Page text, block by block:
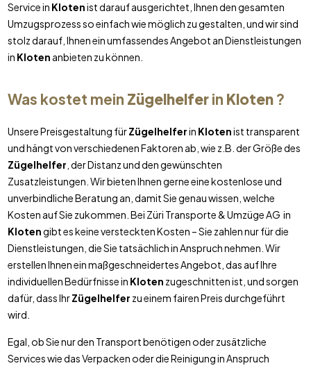
Service in Klotenist darauf ausgerichtet, Ihnen den gesamten
Umzugsprozess so einfach wie möglich zu gestalten, und wir sind
stolz darauf, Ihnen ein umfassendes Angebot an Dienstleistungen
in Kloten anbieten zu können.
Was kostet mein Zügelhelferin Kloten?
Unsere Preisgestaltung fürZügelhelferin Klotenist transparent
und hängt von verschiedenen Faktoren ab, wie z.B. der Größe des
Zügelhelfer , der Distanz und den gewünschten
Zusatzleistungen. Wir bieten Ihnen gerne eine kostenlose und
unverbindliche Beratung an, damit Sie genau wissen, welche
Kosten auf Sie zukommen. Bei Züri Transporte & Umzüge AG in
Klotengibt es keine versteckten Kosten – Sie zahlen nur für die
Dienstleistungen, die Sie tatsächlich in Anspruch nehmen. Wir
erstellen Ihnen ein maßgeschneidertes Angebot, das auf Ihre
individuellen Bedürfnisse in Kloten zugeschnitten ist, und sorgen
dafür, dass IhrZügelhelfer zu einem fairen Preis durchgeführt
wird.
Egal, ob Sie nur den Transport benötigen oder zusätzliche
Services wie das Verpacken oder die Reinigung in Anspruch